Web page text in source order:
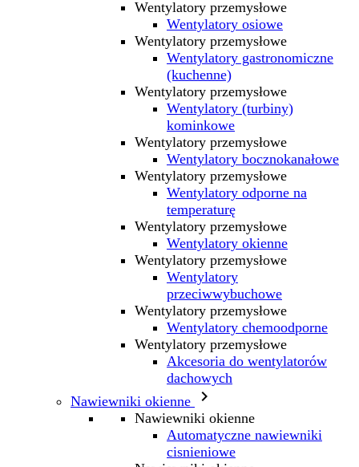
Wentylatory przemysłowe
Wentylatory osiowe
Wentylatory przemysłowe
Wentylatory gastronomiczne
(kuchenne)
Wentylatory przemysłowe
Wentylatory (turbiny)
kominkowe
Wentylatory przemysłowe
Wentylatory bocznokanałowe
Wentylatory przemysłowe
Wentylatory odporne na
temperaturę
Wentylatory przemysłowe
Wentylatory okienne
Wentylatory przemysłowe
Wentylatory
przeciwwybuchowe
Wentylatory przemysłowe
Wentylatory chemoodporne
Wentylatory przemysłowe
Akcesoria do wentylatorów
dachowych
Nawiewniki okienne

Nawiewniki okienne
Automatyczne nawiewniki
cisnieniowe